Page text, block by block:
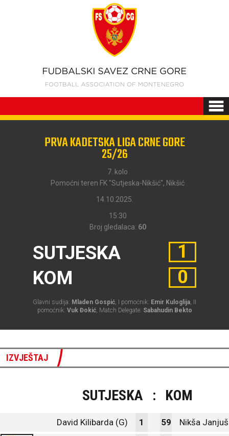
PRVA KADETSKA LIGA CRNE GORE
25/26
7. kolo
Pomoćni teren FK ''Sutjeska-Nikšić'', Nikšić
14.10.2025.
15:30
Broj gledalaca: 60
SUTJESKA
KOM
1
0
Glavni sudija: Mladen Gospić, I pomoćnik: Emir Kuloglija, II
pomoćnik: Vuk Đokić, Match Delegate: Sabahudin Bekto
IZVJEŠTAJ
SUTJESKA : KOM
David Kilibarda (G) 1 59 Nikša